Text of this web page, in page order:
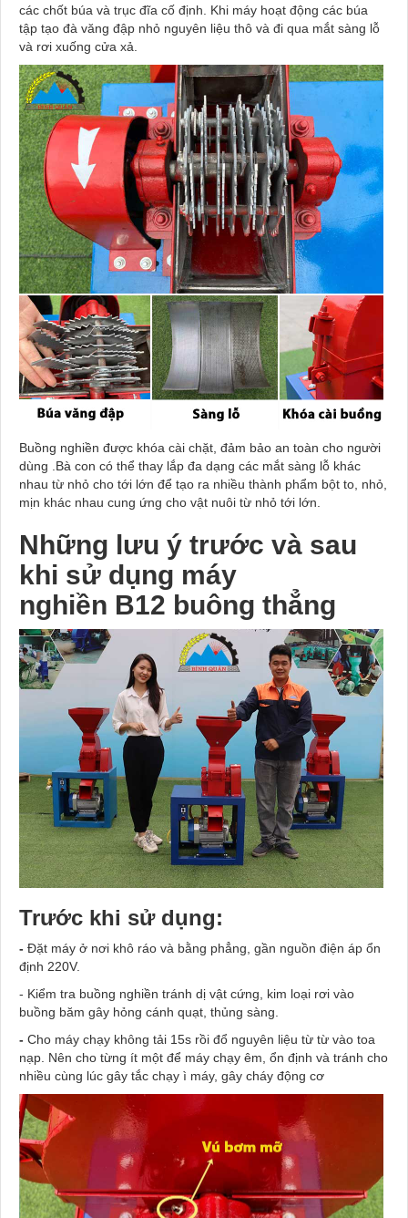
các chốt búa và trục đĩa cố định. Khi máy hoạt động các búa
tập tạo đà văng đập nhỏ nguyên liệu thô và đi qua mắt sàng lỗ
và rơi xuống cửa xả
Buồng nghiền được khóa cài chặt, đảm bảo an toàn cho người
dùng . Bà con có thể thay lắp đa dạng các mắt sàng lỗ khác
nhau từ nhỏ cho tới lớn để tạo ra nhiều thành phẩm bột to, nhỏ,
mịn khác nhau cung ứng cho vật nuôi từ nhỏ tới lớn.
Những lưu ý trước và sau
khi sử dụng máy
nghiền B12 buông thẳng
Trước khi sử dụng:
- Đặt máy ở nơi khô ráo và bằng phẳng, gần nguồn điện áp ổn
định 220V.
- Kiểm tra buồng nghiền tránh dị vật cứng, kim loại rơi vào
buồng băm gây hỏng cánh quạt, thủng sàng.
- Cho máy chạy không tải 15s rồi đổ nguyên liệu từ từ vào toa
nạp. Nên cho từng ít một để máy chạy êm, ổn định và tránh cho
nhiều cùng lúc gây tắc chạy ì máy, gây cháy động cơ